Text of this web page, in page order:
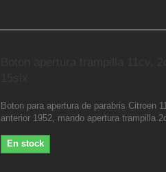
Boton para apertura de parabris Citroen
anterior 1952, mando apertura trampilla
En stock